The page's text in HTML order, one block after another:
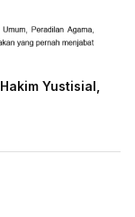
Yustisial,